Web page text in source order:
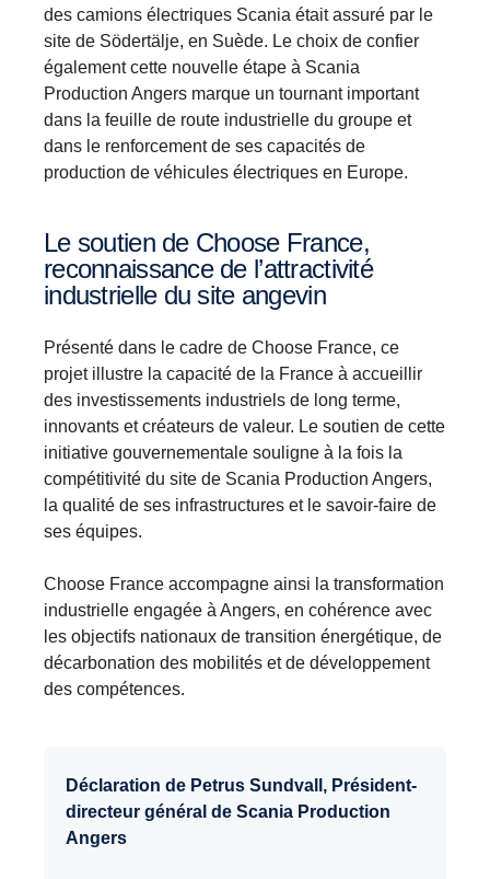
des camions électriques Scania était assuré par le
site de Södertälje, en Suède. Le choix de confier
également cette nouvelle étape à Scania
Production Angers marque un tournant important
dans la feuille de route industrielle du groupe et
dans le renforcement de ses capacités de
production de véhicules électriques en Europe.
Le soutien de Choose France,
reconnaissance de l’attractivité
industrielle du site angevin
Présenté dans le cadre de Choose France, ce
projet illustre la capacité de la France à accueillir
des investissements industriels de long terme,
innovants et créateurs de valeur. Le soutien de cette
initiative gouvernementale souligne à la fois la
compétitivité du site de Scania Production Angers,
la qualité de ses infrastructures et le savoir-faire de
ses équipes.
Choose France accompagne ainsi la transformation
industrielle engagée à Angers, en cohérence avec
les objectifs nationaux de transition énergétique, de
décarbonation des mobilités et de développement
des compétences.
Déclaration de Petrus Sundvall, Président-
directeur général de Scania Production
Angers